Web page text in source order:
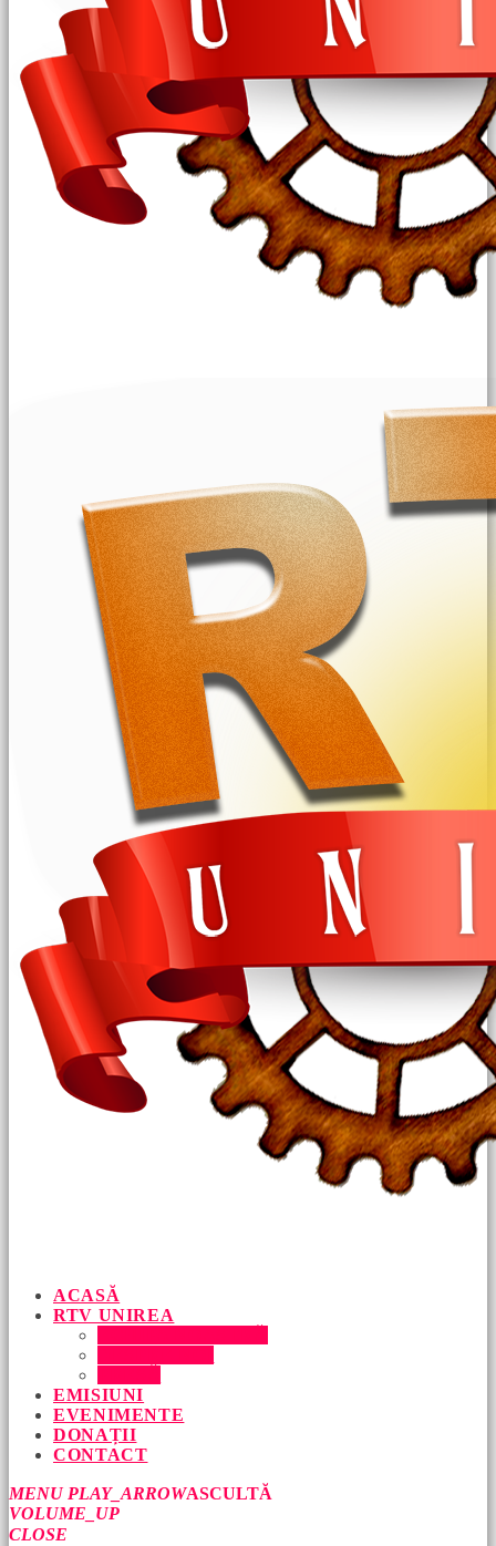
ACASĂ
RTV UNIREA
EMISIUNI
EVENIMENTE
DONAȚII
CONTACT
MENU PLAY_ARROWASCULTĂ
VOLUME_UP
CLOSE